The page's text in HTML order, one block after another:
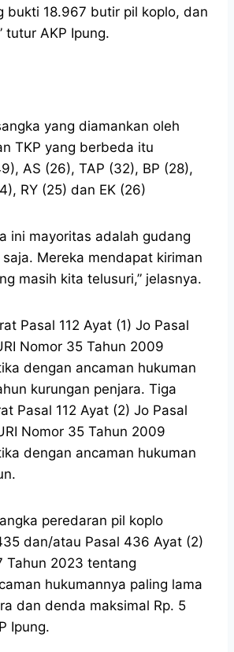
bukti 18.967 butir pil koplo, dan
tutur AKP Ipung.
yang diamankan oleh
TKP yang berbeda itu
AS (26), TAP (32), BP (28),
RY (25) dan EK (26)
ini mayoritas adalah gudang
Mereka mendapat kiriman
masih kita telusuri,” jelasnya.
Pasal 112 Ayat (1) Jo Pasal
Nomor 35 Tahun 2009
dengan ancaman hukuman
kurungan penjara. Tiga
Pasal 112 Ayat (2) Jo Pasal
Nomor 35 Tahun 2009
dengan ancaman hukuman
peredaran pil koplo
dan/atau Pasal 436 Ayat (2)
Tahun 2023 tentang
hukumannya paling lama
dan denda maksimal Rp. 5
Ipung.